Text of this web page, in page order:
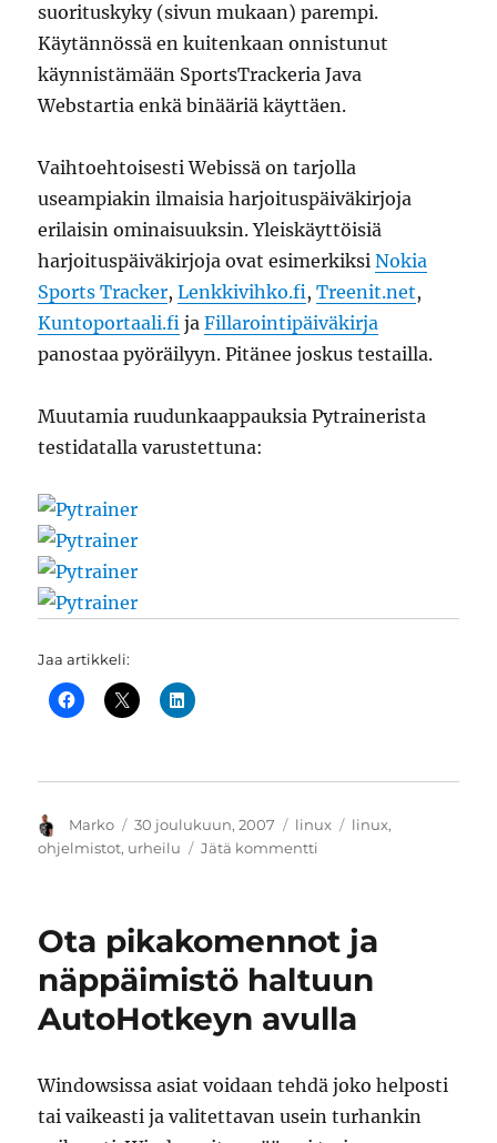
suorituskyky (sivun mukaan) parempi.
Käytännössä en kuitenkaan onnistunut
käynnistämään SportsTrackeria Java
Webstartia enkä binääriä käyttäen.
Vaihtoehtoisesti Webissä on tarjolla
useampiakin ilmaisia harjoituspäiväkirjoja
erilaisin ominaisuuksin. Yleiskäyttöisiä
harjoituspäiväkirjoja ovat esimerkiksiNokia
Sports Tracker,Lenkkivihko.fi,Treenit.net,
Kuntoportaali.fi jaFillarointipäiväkirja
panostaa pyöräilyyn. Pitänee joskus testailla.
Muutamia ruudunkaappauksia Pytrainerista
testidatalla varustettuna:
Jaa artikkeli:
Kirjoittaja
Marko Julkaistu
30 joulukuun, 2007 Kategoriat
linux Avainsanat
linux,
ohjelmistot, urheilu Jätä kommentti
Ota pikakomennot ja
näppäimistö haltuun
AutoHotkeyn avulla
Windowsissa asiat voidaan tehdä joko helposti
tai vaikeasti ja valitettavan usein turhankin